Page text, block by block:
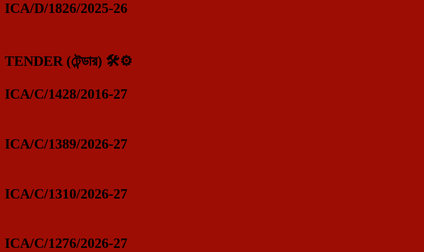
ICA/D/1826/2025-26
TENDER (টেন্ডার) 🛠️⚙️
ICA/C/1428/2016-27
ICA/C/1389/2026-27
ICA/C/1310/2026-27
ICA/C/1276/2026-27